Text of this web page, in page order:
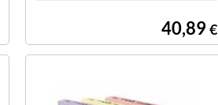
40,89€